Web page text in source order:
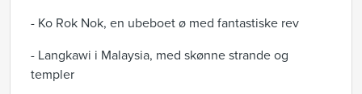
- Ko Rok Nok, en ubeboet ø med fantastiske rev
- Langkawi i Malaysia, med skønne strande og
templer